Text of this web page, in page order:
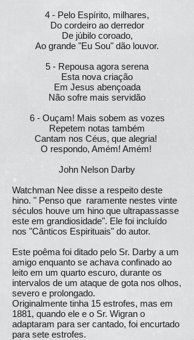
4 - Pelo Espírito, milhares,
Do cordeiro ao derredor
De júbilo coroado,
Ao grande "Eu Sou" dão louvor.
5 - Repousa agora serena
Esta nova criação
Em Jesus abençoada
Não sofre mais servidão
6 - Ouçam! Mais sobem as vozes
Repetem notas também
Cantam nos Céus, que alegria!
O respondo, Amém! Amém!
John Nelson Darby
Watchman Nee disse a respeito deste
hino. " Penso que raramente nestes vinte
séculos houve um hino que ultrapassasse
este em grandiosidade". Ele foi incluído
nos "Cânticos Espirituais" do autor.
Este poêma foi ditado pelo Sr. Darby a um
amigo enquanto se achava confinado ao
leito em um quarto escuro, durante os
intervalos de um ataque de gota nos olhos,
severo e prolongado.
Originalmente tinha 15 estrofes, mas em
1881, quando ele e o Sr. Wigran o
adaptaram para ser cantado, foi encurtado
para sete estrofes.